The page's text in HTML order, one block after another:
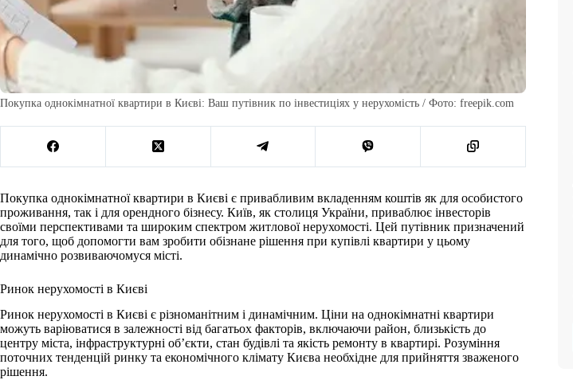
Покупка однокімнатної квартири в Києві: Ваш путівник по інвестиціях у нерухомість / Фото: freepik.com
Покупка однокімнатної квартири в Києві є привабливим вкладенням коштів як для особистого
проживання, так і для орендного бізнесу. Київ, як столиця України, приваблює інвесторів
своїми перспективами та широким спектром житлової нерухомості. Цей путівник призначений
для того, щоб допомогти вам зробити обізнане рішення при купівлі квартири у цьому
динамічно розвиваючомуся місті.
Ринок нерухомості в Києві
Ринок нерухомості в Києві є різноманітним і динамічним. Ціни на однокімнатні квартири
можуть варіюватися в залежності від багатьох факторів, включаючи район, близькість до
центру міста, інфраструктурні об’єкти, стан будівлі та якість ремонту в квартирі. Розуміння
поточних тенденцій ринку та економічного клімату Києва необхідне для прийняття зваженого
рішення.